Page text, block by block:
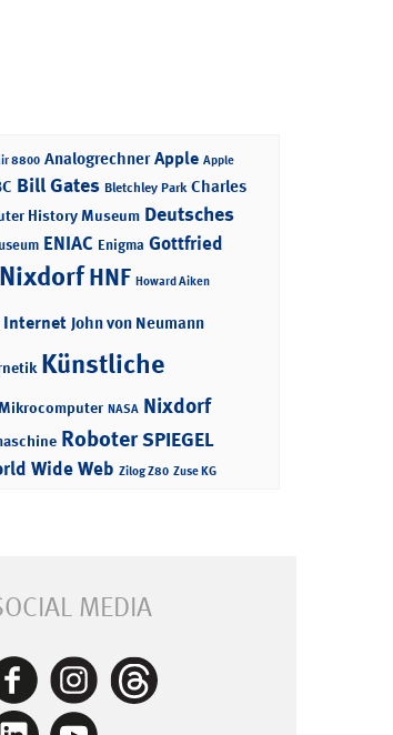
8800 Analogrechner Apple Apple
Bill Gates Bletchley Park Charles
History Museum Deutsches
ENIAC Enigma Gottfried
HNF Howard Aiken
Internet John von Neumann
Künstliche
NASA Nixdorf
RoboterSPIEGEL
Wide Web Zilog Z80 Zuse KG
MEDIA